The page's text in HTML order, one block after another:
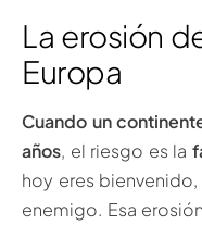
La erosión
Europa
Cuando un
años, el riesgo es la
hoy eres
enemigo. Esa